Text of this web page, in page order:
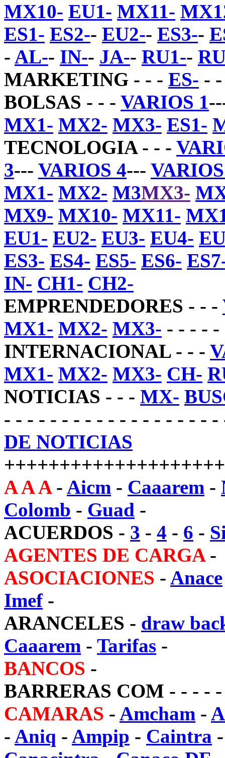
MX10- EU1- MX11-
ES1- ES2-- EU2-- ES3--
- AL-- IN-- JA-- RU1--
MARKETING - - - ES- -
BOLSAS - - - VARIOS 1
MX1- MX2- MX3- ES1-
TECNOLOGIA - - -
3--- VARIOS 4---
MX1- MX2- M3MX3-
MX9- MX10- MX11-
EU1- EU2- EU3- EU4-
ES3- ES4- ES5- ES6-
IN- CH1- CH2-
EMPRENDEDORES - - -
MX1- MX2- MX3- - - - - -
INTERNACIONAL - - -
MX1- MX2- MX3- CH-
NOTICIAS - - - MX-
- - - - - - - - - - - - - - - - - -
DE NOTICIAS
A A A- Aicm - Caaarem -
Colomb - Guad -
ACUERDOS - 3 - 4 - 6 -
AGENTES DE CARGA-
ASOCIACIONES - Anace
Imef-
ARANCELES - draw
Caaarem - Tarifas -
BANCOS -
BARRERAS COM - - - -
CAMARAS - Amcham -
- Aniq - Ampip - Caintra